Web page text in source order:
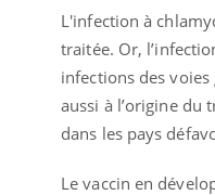
L'infection à
traitée. Or,
infections des
aussi à l’origine du
dans les pays
Le vaccin en